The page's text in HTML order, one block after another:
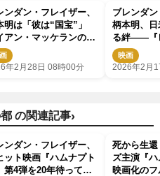
ンダン・フレイザー、
明は「彼は“国宝”」
アン・マッケランのよ
驚きのエピソードも
年2月28日 08時00分
ブレンダ
柄本明、
る絆――『
ミリー』
映画
2026年2月
の関連記事›
ンダン・フレイザー、
ット映画『ハムナプト
第4弾を20年待ってい
死から生
ズ主演『
映画化の